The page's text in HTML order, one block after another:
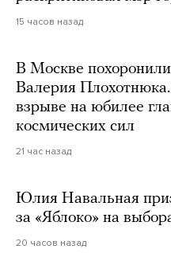
15 часов назад
В Москве
Валерия
взрыве на юбилее
космических сил
21 час назад
Юлия Навальная
за «Яблоко» на
20 часов назад